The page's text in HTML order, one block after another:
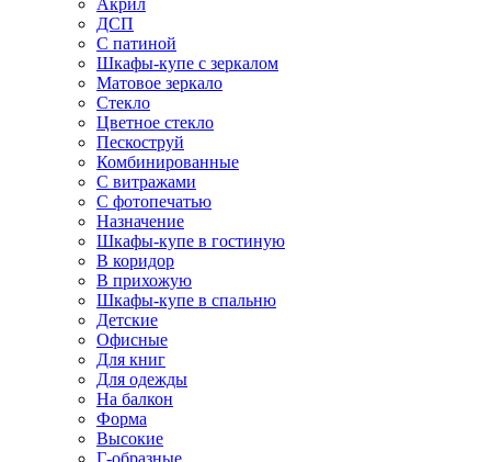
Акрил
ДСП
С патиной
Шкафы-купе с зеркалом
Матовое зеркало
Стекло
Цветное стекло
Пескоструй
Комбинированные
С витражами
С фотопечатью
Назначение
Шкафы-купе в гостиную
В коридор
В прихожую
Шкафы-купе в спальню
Детские
Офисные
Для книг
Для одежды
На балкон
Форма
Высокие
Г-образные